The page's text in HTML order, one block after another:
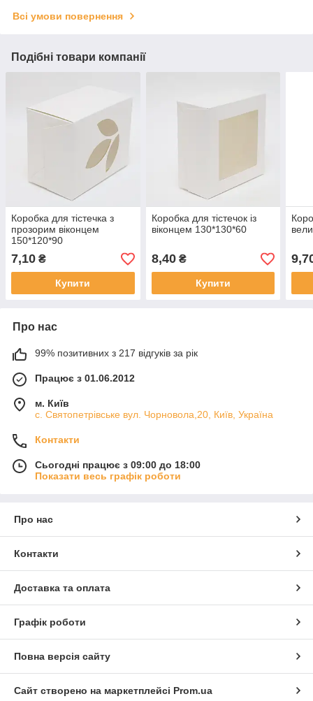
Всі умови повернення
Подібні товари компанії
Коробка для тістечка з
прозорим віконцем
150*120*90
7,10 ₴
Купити
Коробка для тістечок із
віконцем 130*130*60
8,40₴
Купити
Про нас
99% позитивних з 217 відгуків за рік
Працює з 01.06.2012
м. Київ
с. Святопетрівське вул. Чорновола,20, Київ, Україна
Контакти
Сьогодні працює з 09:00 до 18:00
Показати весь графік роботи
Про нас
Контакти
Доставка та оплата
Графік роботи
Повна версія сайту
Сайт створено на маркетплейсі Prom.ua